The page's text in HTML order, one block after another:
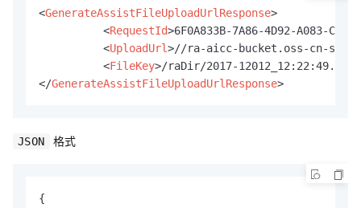
<GenerateAssistFileUploadUrlResponse>
<RequestId>6F0A833B-7A86-4D92-A083-
<UploadUrl>//ra-aicc-bucket.oss-cn-
<FileKey>/raDir/2017-
</GenerateAssistFileUploadUrlResponse>
JSON 格式
{